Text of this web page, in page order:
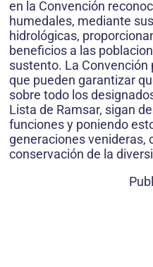
en la Convención
humedales, mediante
hidrológicas,
beneficios a las
sustento. La
que pueden garantizar
sobre todo los
Lista de Ramsar, sigan
funciones y poniendo
generaciones venideras,
conservación de la